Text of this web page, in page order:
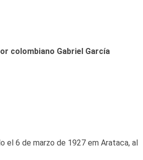
colombiano Gabriel García
el 6 de marzo de 1927 em Arataca, al